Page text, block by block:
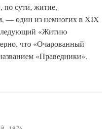
по сути, житие,
— один из немногих в XIX
«Житию
что «Очарованный
«Праведники».